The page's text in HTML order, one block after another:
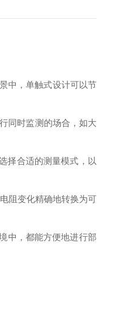
中，单触式设计可以节
同时监测的场合，如大
择合适的测量模式，以
阻变化精确地转换为可
中，都能方便地进行部